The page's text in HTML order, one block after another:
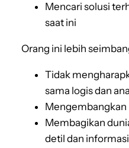
Mencari solusi
saat ini
Orang ini lebih
Tidak
sama logis dan
Mengembangkan
Membagikan
detil dan